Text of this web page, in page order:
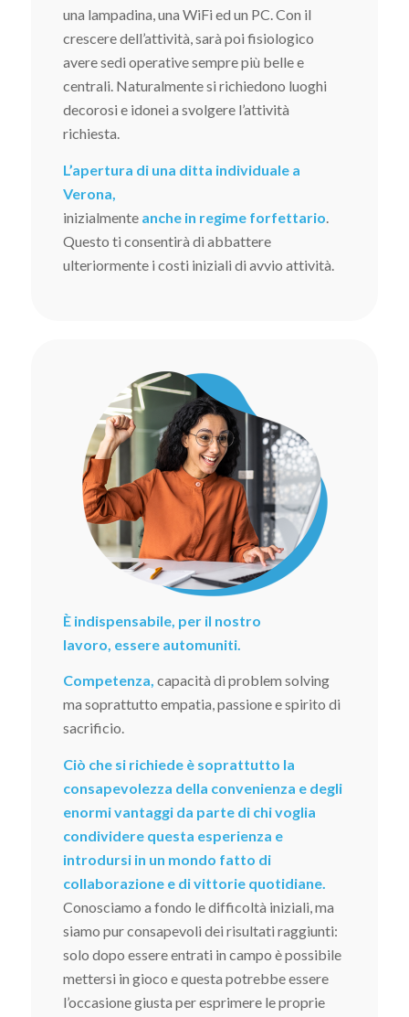
una lampadina, una WiFi ed un PC. Con il
crescere dell’attività, sarà poi fisiologico
avere sedi operative sempre più belle e
centrali. Naturalmente si richiedono luoghi
decorosi e idonei a svolgere l’attività
richiesta.
L’apertura di una ditta individuale a
Verona,
inizialmente anche in regime forfettario
Questo ti consentirà di abbattere
ulteriormente i costi iniziali di avvio attività.
È indispensabile, per il nostro
lavoro, essere automuniti.
Competenza, capacità di problem solving
ma soprattutto empatia, passione e spirito di
sacrificio.
Ciò che si richiede è soprattutto la
consapevolezza della convenienza e degli
enormi vantaggi da parte di chi voglia
condividere questa esperienza e
introdursi in un mondo fatto di
collaborazione e di vittorie quotidiane.
Conosciamo a fondo le difficoltà iniziali, ma
siamo pur consapevoli dei risultati raggiunti:
solo dopo essere entrati in campo è possibile
mettersi in gioco e questa potrebbe essere
l’occasione giusta per esprimere le proprie